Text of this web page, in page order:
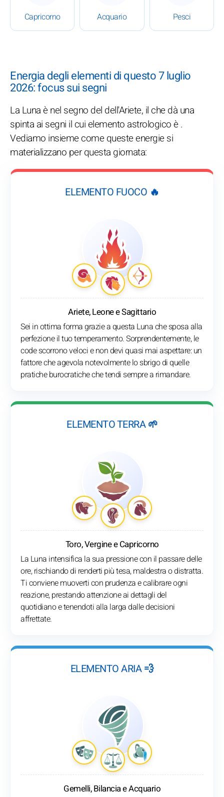
Capricorno Acquario Pesci
Energia degli elementi di questo 7 luglio
2026: focus sui segni
La Luna è nel segno del dell'Ariete, il che dà una
spinta ai segni il cui elemento astrologico è .
Vediamo insieme come queste energie si
materializzano per questa giornata:
ELEMENTO FUOCO 🔥
Ariete, Leone e Sagittario
Sei in ottima forma grazie a questa Luna che sposa alla
perfezione il tuo temperamento. Sorprendentemente, le
code scorrono veloci e non devi quasi mai aspettare: un
fattore che agevola notevolmente lo sbrigo di quelle
pratiche burocratiche che tendi sempre a rimandare.
ELEMENTO TERRA 🌱
Toro, Vergine e Capricorno
La Luna intensifica la sua pressione con il passare delle
ore, rischiando di renderti più tesa, maldestra o distratta.
Ti conviene muoverti con prudenza e calibrare ogni
reazione, prestando attenzione ai dettagli del
quotidiano e tenendoti alla larga dalle decisioni
affrettate.
ELEMENTO ARIA 💨
Gemelli, Bilancia e Acquario